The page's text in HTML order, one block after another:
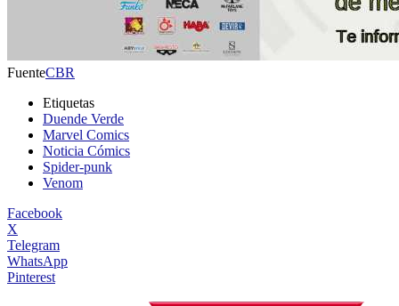
FuenteCBR
Etiquetas
Duende Verde
Marvel Comics
Noticia Cómics
Spider-punk
Venom
Facebook
X
Telegram
WhatsApp
Pinterest